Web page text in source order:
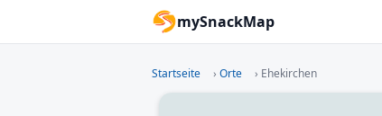
mySnackMap
Startseite › Orte › Ehekirchen